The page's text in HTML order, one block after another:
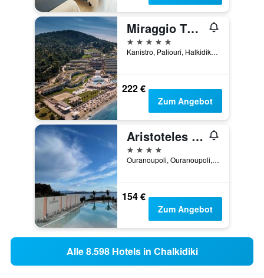
Miraggio Thermal Spa Resort
5 Sterne
Kanistro, Paliouri, Halkidiki, Palioúrion, Griechenland
222 €
Zum Angebot
Aristoteles Holiday Hotel And Spa
4 Sterne
Ouranoupoli, Ouranoupoli, Griechenland
154 €
Zum Angebot
Alle 8.598 Hotels in Chalkidiki